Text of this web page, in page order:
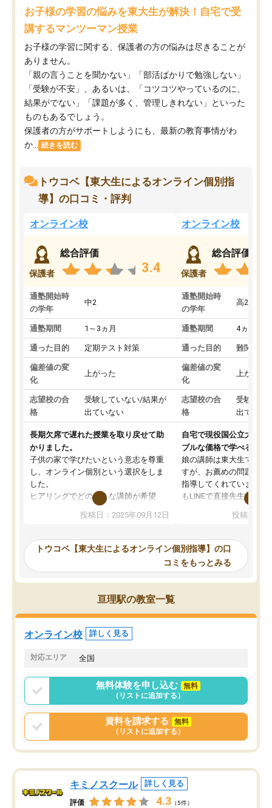
お子様の学習の悩みを東大生が解決！自宅で受
講するマンツーマン授業
お子様の学習に関する、保護者の方の悩みは尽きることが
ありません。
「親の言うことを聞かない」「部活ばかりで勉強しない」
「受験が不安」、あるいは、「コツコツやっているのに、
結果がでない」「課題が多く、管理しきれない」といった
ものもあるでしょう。
保護者の方がサポートしようにも、最新の教育事情がわ
か...
続きを読む
トウコベ【東大生によるオンライン個別指
導】の口コミ・評判
オンライン校
保護者
総合評価
3.4
通塾開始時
の学年
中2
通塾期間 1～3ヵ月
通った目的 定期テスト対策
偏差値の変
化
上がった
志望校の合
格
受験していない/結果が
出ていない
長期欠席で遅れた授業を取り戻せて助
かりました。
子供の家で学びたいという意志を尊重
し、オンライン個別という選択をしま
した。
ヒアリングでどのような講師が希望
か、オプションは付帯するかなど選ぶ
事が出来ました。
ーティングを行い、その講師で良いか
見てから講師を決定する事ができま
す。
うちの子は、初回面談の講師の方で決
オンラインツールを使用した単語帳の
共有があり宿題もそちらで出される形
でした。
言う事で講師変更の申し出があり、あ
まりに短期での変更だった為、塾に通
う事にして退会しました。遅れも取り
戻せ、授業内容や講師の方は良かった
と思います。
投稿日：2025年09月12日
オンライン校
保護者
総合評価
通塾開始時
の学年
高2
通塾期間 4ヵ月～1
通った目的 難関私立
偏差値の変
化
上がった
志望校の合
格
受験して
出ていな
自宅で現役国公立大学生
ブルな価格で学べる
娘の講師は東大生では無
すが、お薦めの問題集や
指導してくれています。
もLINEで直接先生に質問
めれるので、個人に合
いなのがあり(有料)、受
ことをどんなスケジュー
くか相談したのですが、
ち期待したものではなく
くなってきたようなので
投稿日：
トウコベ【東大生によるオンライン個別指導】の口
コミをもっとみる
亘理駅の教室一覧
オンライン校 詳しく見る
対応エリア 全国
無料体験を申し込む
無料
（リストに追加する）
資料を請求する
無料
（リストに追加する）
キミノスクール 詳しく見る
評価 4.3 （5件）